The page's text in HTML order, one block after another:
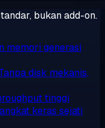
bukan add-on.
memori generasi
disk mekanis,
tinggi
keras sejati